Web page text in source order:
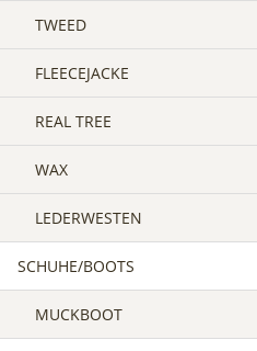
TWEED
FLEECEJACKE
REAL TREE
WAX
LEDERWESTEN
SCHUHE/BOOTS
MUCKBOOT